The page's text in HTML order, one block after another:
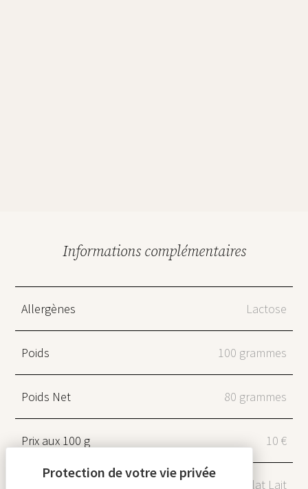
Informations complémentaires
Allergènes Lactose
Poids 100 grammes
Poids Net 80 grammes
Prix aux 100 g 10 €
Chocolat Lait